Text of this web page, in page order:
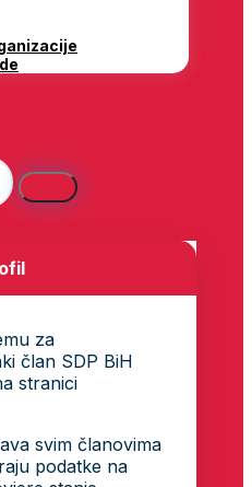
za
član SDP BiH
stranici
svim članovima
podatke na